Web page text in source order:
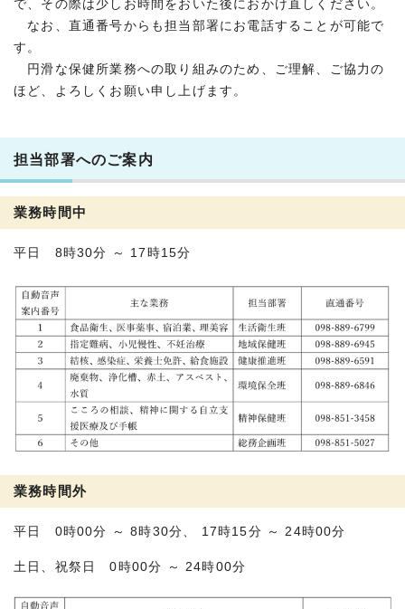
で、その際は少しお時間をおいた後におかけ直しください。
なお、直通番号からも担当部署にお電話することが可能で
す。
円滑な保健所業務への取り組みのため、ご理解、ご協力の
ほど、よろしくお願い申し上げます。
担当部署へのご案内
業務時間中
平日 8時30分 ～ 17時15分
業務時間外
平日 0時00分 ～ 8時30分、 17時15分 ～ 24時00分
土日、祝祭日 0時00分 ～ 24時00分